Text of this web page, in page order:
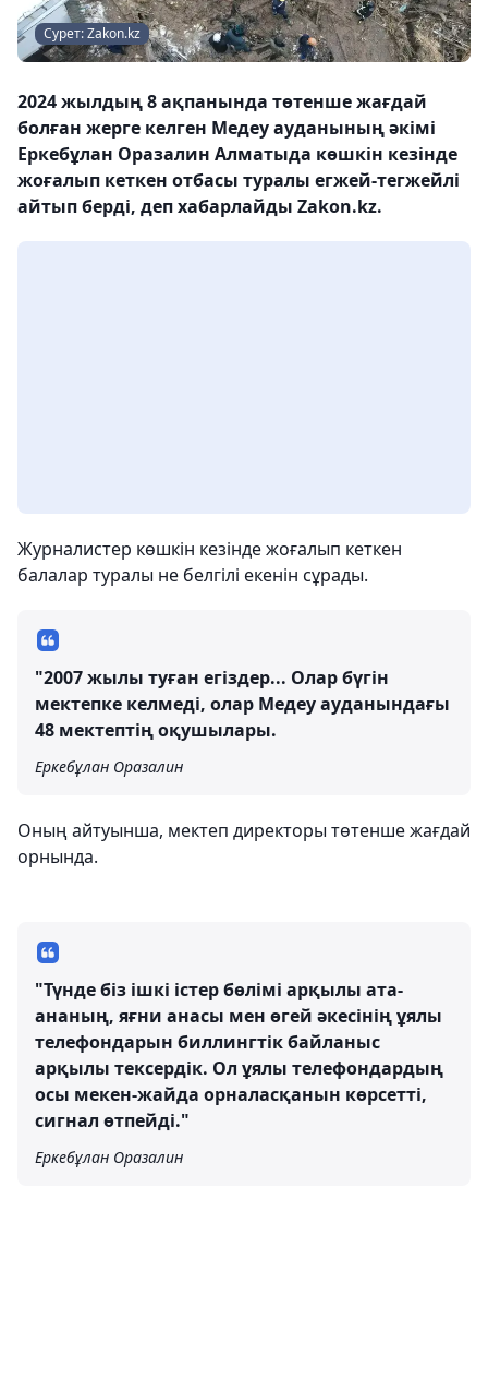
Сурет: Zakon.kz
2024 жылдың 8 ақпанында төтенше жағдай
болған жерге келген Медеу ауданының әкімі
Еркебұлан Оразалин Алматыда көшкін кезінде
жоғалып кеткен отбасы туралы егжей-тегжейлі
айтып берді, деп хабарлайды Zakon.kz.
Журналистер көшкін кезінде жоғалып кеткен
балалар туралы не белгілі екенін сұрады.
"2007 жылы туған егіздер... Олар бүгін
мектепке келмеді, олар Медеу ауданындағы
48 мектептің оқушылары.
Еркебұлан Оразалин
Оның айтуынша, мектеп директоры төтенше жағдай
орнында.
"Түнде біз ішкі істер бөлімі арқылы ата-
ананың, яғни анасы мен өгей әкесінің ұялы
телефондарын биллингтік байланыс
арқылы тексердік. Ол ұялы телефондардың
осы мекен-жайда орналасқанын көрсетті,
сигнал өтпейді."
Еркебұлан Оразалин